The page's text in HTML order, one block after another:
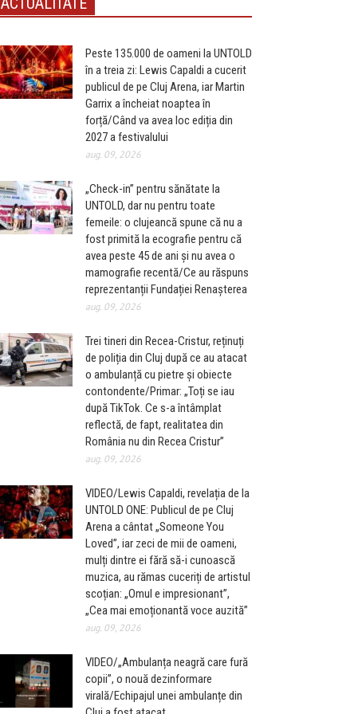
Peste 135.000 de oameni la UNTOLD
în a treia zi: Lewis Capaldi a cucerit
publicul de pe Cluj Arena, iar Martin
Garrix a încheiat noaptea în
forță/Când va avea loc ediția din
2027 a festivalului
aug. 09, 2026
„Check-in” pentru sănătate la
UNTOLD, dar nu pentru toate
femeile: o clujeancă spune că nu a
fost primită la ecografie pentru că
avea peste 45 de ani și nu avea o
mamografie recentă/Ce au răspuns
reprezentanții Fundației Renașterea
aug. 09, 2026
Trei tineri din Recea-Cristur, reținuți
de poliția din Cluj după ce au atacat
o ambulanță cu pietre și obiecte
contondente/Primar: „Toți se iau
după TikTok. Ce s-a întâmplat
reflectă, de fapt, realitatea din
România nu din Recea Cristur”
aug. 09, 2026
VIDEO/Lewis Capaldi, revelația de la
UNTOLD ONE: Publicul de pe Cluj
Arena a cântat „Someone You
Loved”, iar zeci de mii de oameni,
mulți dintre ei fără să-i cunoască
muzica, au rămas cuceriți de artistul
scoțian: „Omul e impresionant”,
„Cea mai emoționantă voce auzită”
aug. 09, 2026
VIDEO/„Ambulanța neagră care fură
copii”, o nouă dezinformare
virală/Echipajul unei ambulanțe din